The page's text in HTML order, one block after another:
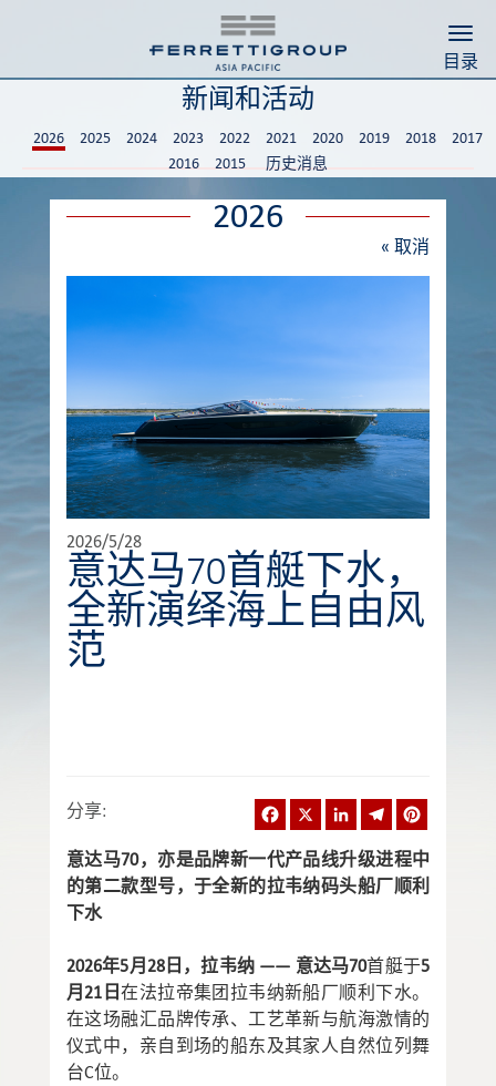
目录
新闻和活动
2026 2025 2024 2023 2022 2021 2020 2019 2018
2017
2016
2015 历史消息
2026
« 取消
2026/5/28
意达马70首艇下水，
全新演绎海上自由风
范
分享: Facebook LinkedInTelegram
意达马70，亦是品牌新一代产品线升级进程中
的第二款型号，于全新的拉韦纳码头船厂顺利
下水
2026年5月28日，拉韦纳 —— 意达马70首艇于5
月21日在法拉帝集团拉韦纳新船厂顺利下水。
在这场融汇品牌传承、工艺革新与航海激情的
仪式中，亲自到场的船东及其家人自然位列舞
台C位。